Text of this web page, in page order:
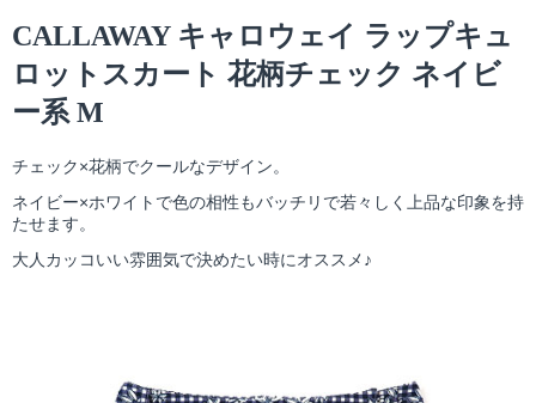
CALLAWAY キャロウェイ ラップキュ
ロットスカート 花柄チェック ネイビ
ー系 M
チェック×花柄でクールなデザイン。
ネイビー×ホワイトで色の相性もバッチリで若々しく上品な印象を持
たせます。
大人カッコいい雰囲気で決めたい時にオススメ♪